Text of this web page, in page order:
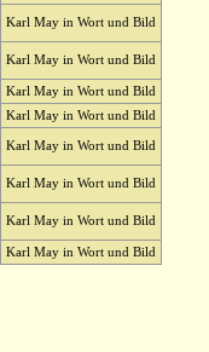
Karl May in Wort und Bild
Karl May in Wort und Bild
Karl May in Wort und Bild
Karl May in Wort und Bild
Karl May in Wort und Bild
Karl May in Wort und Bild
Karl May in Wort und Bild
Karl May in Wort und Bild